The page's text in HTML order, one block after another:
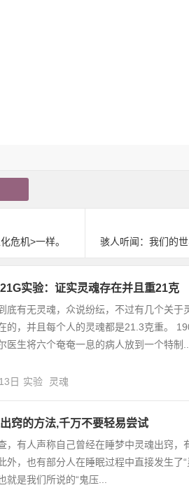
危机>一样。
骇人听闻：我们的
实验：证实灵魂存在并且重21克
底有无灵魂，众说纷纭，不过有几个关于
的，并且每个人的灵魂都是21.3克重。
医生将六个奄奄一息的病人放到一个特制
日 实验 灵魂
窍的方法,千万不要轻易尝试
，有人声称自己曾经在睡梦中灵魂出窍，
外，也有部分人在睡眠过程中直接发生
就是我们所说的“鬼压...